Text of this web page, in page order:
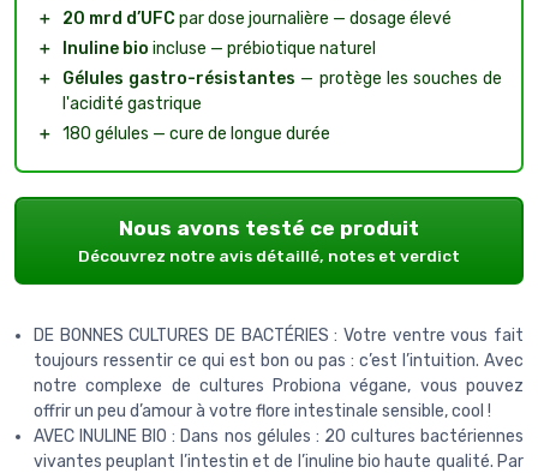
＋
20 mrd d’UFC par dose journalière — dosage élevé
＋
Inuline bio incluse — prébiotique naturel
＋
Gélules gastro-résistantes — protège les souches de
l'acidité gastrique
＋ 180 gélules — cure de longue durée
Nous avons testé ce produit
Découvrez notre avis détaillé, notes et verdict
DE BONNES CULTURES DE BACTÉRIES : Votre ventre vous fait
toujours ressentir ce qui est bon ou pas : c’est l’intuition. Avec
notre complexe de cultures Probiona végane, vous pouvez
offrir un peu d’amour à votre flore intestinale sensible, cool !
AVEC INULINE BIO : Dans nos gélules : 20 cultures bactériennes
vivantes peuplant l’intestin et de l’inuline bio haute qualité. Par